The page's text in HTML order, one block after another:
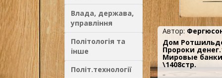
Влада, держава,
управління
Політологія та
інше
Політ.технології
Автор:
Дом
Пророки
Мировые
\1408стр.
..